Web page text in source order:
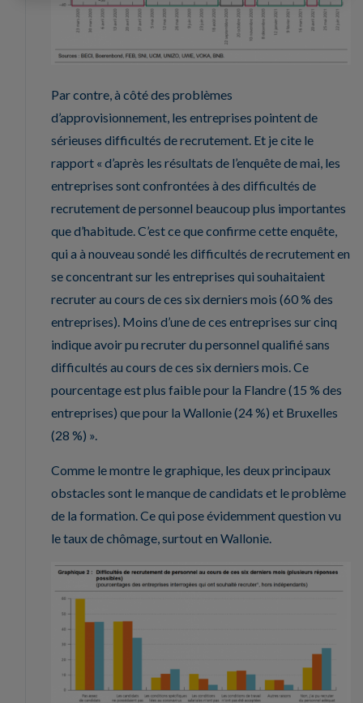
Par contre, à côté des problèmes
d’approvisionnement, les entreprises pointent de
sérieuses difficultés de recrutement. Et je cite le
rapport « d’après les résultats de l’enquête de mai, les
entreprises sont confrontées à des difficultés de
recrutement de personnel beaucoup plus importantes
que d’habitude. C’est ce que confirme cette enquête,
qui a à nouveau sondé les difficultés de recrutement en
se concentrant sur les entreprises qui souhaitaient
recruter au cours de ces six derniers mois (60 % des
entreprises). Moins d’une de ces entreprises sur cinq
indique avoir pu recruter du personnel qualifié sans
difficultés au cours de ces six derniers mois. Ce
pourcentage est plus faible pour la Flandre (15 % des
entreprises) que pour la Wallonie (24 %) et Bruxelles
(28 %) ».
Comme le montre le graphique, les deux principaux
obstacles sont le manque de candidats et le problème
de la formation. Ce qui pose évidemment question vu
le taux de chômage, surtout en Wallonie.